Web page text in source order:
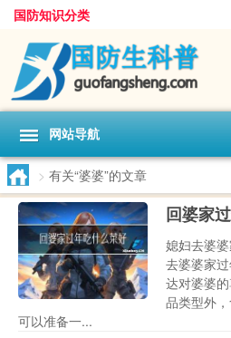
国防知识分类
网站导航
> 有关“婆婆”的文章
回婆家
媳妇去婆
去婆婆家
达对婆婆
品类型外，
可以准备一...